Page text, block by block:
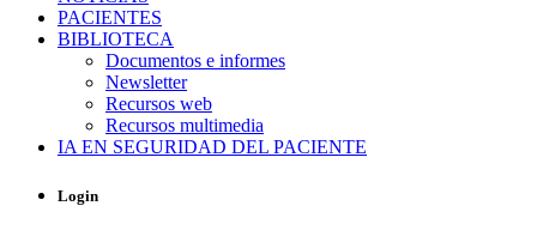
PACIENTES
BIBLIOTECA
Documentos e informes
Newsletter
Recursos web
Recursos multimedia
IA EN SEGURIDAD DEL PACIENTE
Login